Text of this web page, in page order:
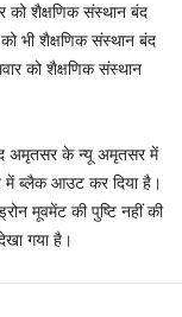
को शैक्षणिक संस्थान बंद
भी शैक्षणिक संस्थान बंद
को शैक्षणिक संस्थान
अमृतसर के न्यू अमृतसर में
में ब्लैक आउट कर दिया है।
मूवमेंट की पुष्टि नहीं की
गया है।